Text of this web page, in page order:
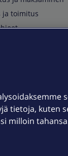
ja toimitus
sovellus
tietoja, kuten
milloin